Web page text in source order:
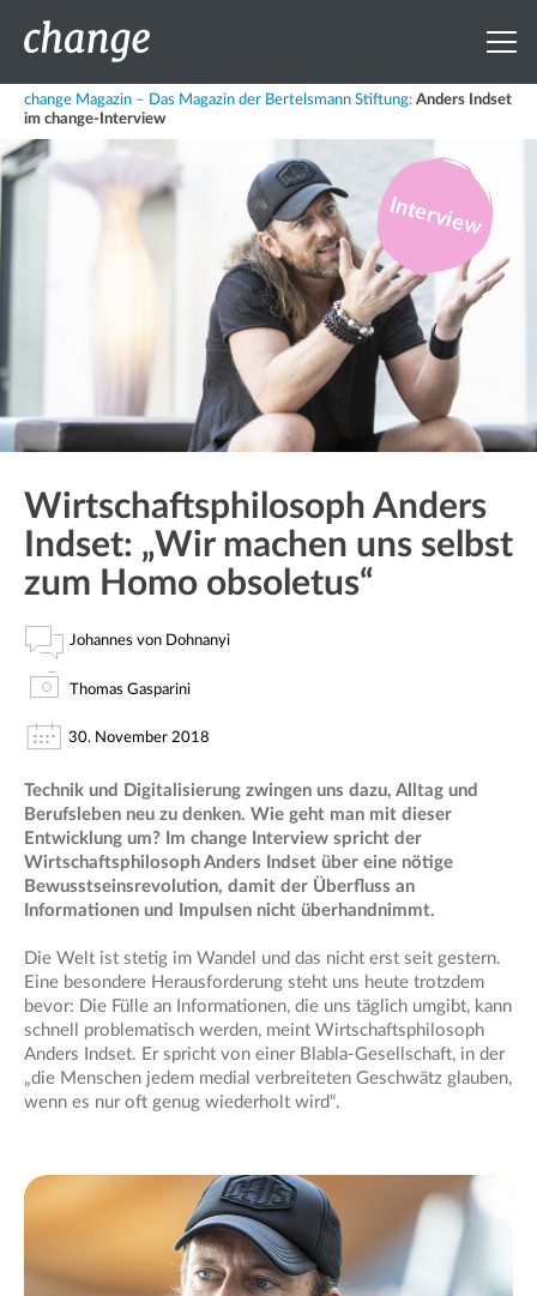
change Magazin – Das Magazin der Bertelsmann Stiftung: Anders Indset
im change-Interview
Interview
Wirtschaftsphilosoph Anders
Indset: „Wir machen uns selbst
zum Homo obsoletus“
Johannes von Dohnanyi
Thomas Gasparini
30. November 2018
Technik und Digitalisierung zwingen uns dazu, Alltag und
Berufsleben neu zu denken. Wie geht man mit dieser
Entwicklung um? Im change Interview spricht der
Wirtschaftsphilosoph Anders Indset über eine nötige
Bewusstseinsrevolution, damit der Überfluss an
Informationen und Impulsen nicht überhandnimmt.
Die Welt ist stetig im Wandel und das nicht erst seit gestern.
Eine besondere Herausforderung steht uns heute trotzdem
bevor: Die Fülle an Informationen, die uns täglich umgibt, kann
schnell problematisch werden, meint Wirtschaftsphilosoph
Anders Indset. Er spricht von einer Blabla-Gesellschaft, in der
„die Menschen jedem medial verbreiteten Geschwätz glauben,
wenn es nur oft genug wiederholt wird“.